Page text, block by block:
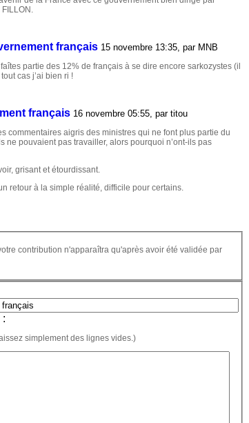
FILLON.
français 15 novembre 13:35, par MNB
partie des 12% de français à se dire encore sarkozystes (il
cas j’ai bien ri !
français 16 novembre 05:55, par titou
commentaires aigris des ministres qui ne font plus partie du
ne pouvaient pas travailler, alors pourquoi n’ont-ils pas
grisant et étourdissant.
retour à la simple réalité, difficile pour certains.
contribution n'apparaîtra qu'après avoir été validée par
:
simplement des lignes vides.)